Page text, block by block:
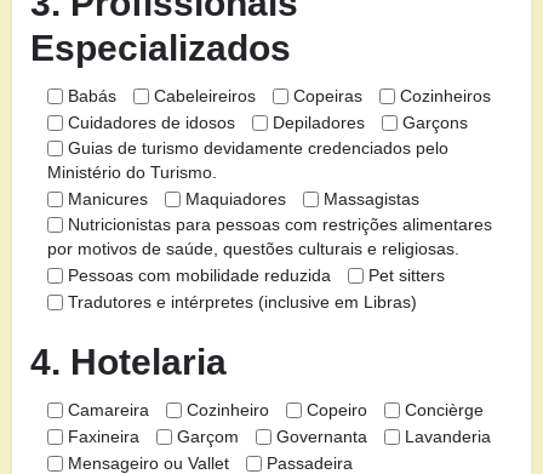
Especializados
Babás Cabeleireiros Copeiras
Cozinheiros
Cuidadores de idosos
Depiladores
Garçons
Guias de turismo devidamente credenciados pelo
Ministério do Turismo.
Manicures
Maquiadores
Massagistas
Nutricionistas para pessoas com restrições alimentares
por motivos de saúde, questões culturais e religiosas.
Pessoas com mobilidade reduzida
Pet sitters
Tradutores e intérpretes (inclusive em Libras)
4. Hotelaria
Camareira Cozinheiro Copeiro
Concièrge
Faxineira
Garçom Governanta
Lavanderia
Mensageiro ou Vallet
Passadeira